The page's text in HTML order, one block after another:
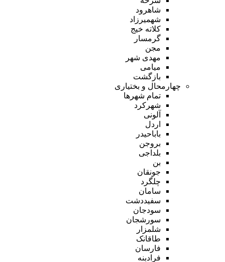
شاهرود
شهمیرزاد
کلاته خیج
گرمسار
مجن
مهدی شهر
میامی
بازگشت
چهارمحال و بختیاری
تمام شهر‌ها
شهرکرد
آلونی
اردل
باباحیدر
بروجن
بلداجی
بن
جونقان
چلگرد
سامان
سفیددشت
سودجان
سورشجان
شلمزار
طاقانک
فارسان
فرادبنه